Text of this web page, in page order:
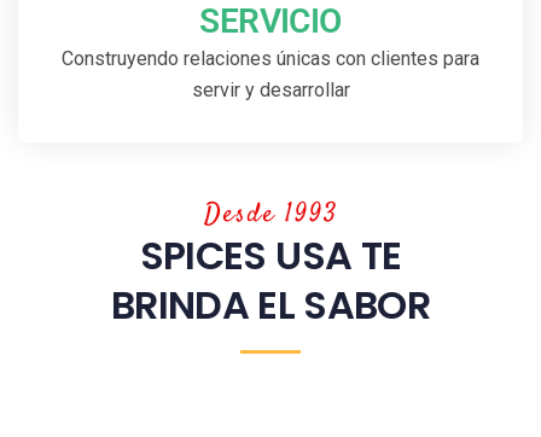
SERVICIO
Construyendo relaciones únicas con clientes para
servir y desarrollar
Desde 1993
SPICES USA TE
BRINDA EL SABOR